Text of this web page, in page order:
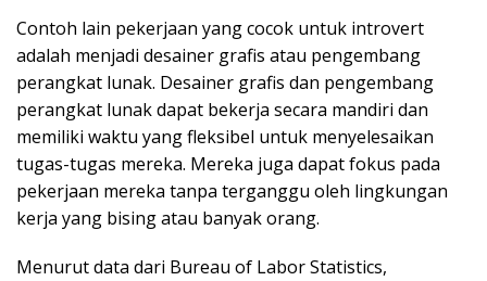
Contoh lain pekerjaan yang cocok untuk introvert
adalah menjadi desainer grafis atau pengembang
perangkat lunak. Desainer grafis dan pengembang
perangkat lunak dapat bekerja secara mandiri dan
memiliki waktu yang fleksibel untuk menyelesaikan
tugas-tugas mereka. Mereka juga dapat fokus pada
pekerjaan mereka tanpa terganggu oleh lingkungan
kerja yang bising atau banyak orang.
Menurut data dari Bureau of Labor Statistics,